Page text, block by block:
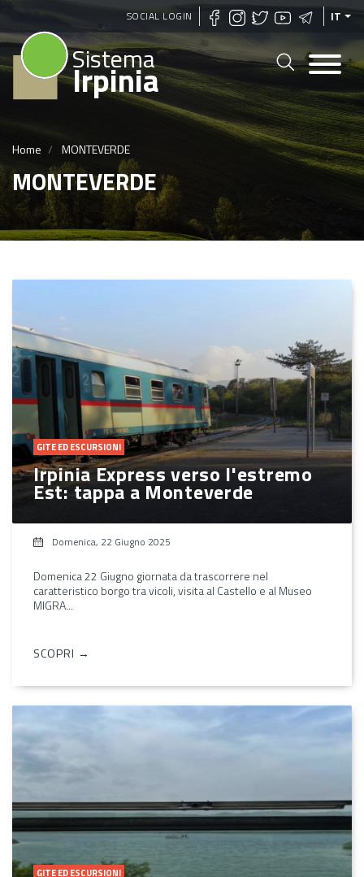
Salta
al
contenuto
principale
SOCIAL LOGIN IT
Sistema
Irpinia
Home MONTEVERDE
MONTEVERDE
GITE ED ESCURSIONI
Irpinia Express verso l'estremo
Est: tappa a Monteverde
Domenica, 22 Giugno 2025
Domenica 22 Giugno giornata da trascorrere nel
caratteristico borgo tra vicoli, visita al Castello e al Museo
MIGRA...
SCOPRI →
GITE ED ESCURSIONI